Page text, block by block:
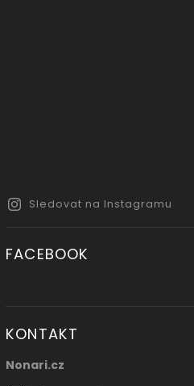
Sledovat na Instagramu
FACEBOOK
KONTAKT
Nonari.cz